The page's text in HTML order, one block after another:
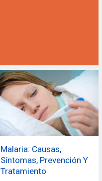
Malaria: Causas,
Síntomas, Prevención Y
Tratamiento